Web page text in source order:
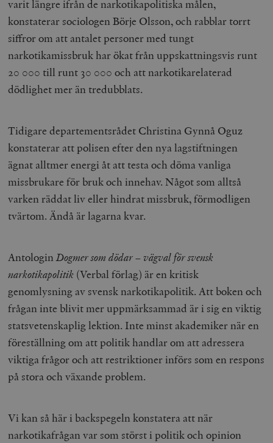
varit längre ifrån de narkotikapolitiska målen,
konstaterar sociologen Börje Olsson, och rabblar torrt
siffror om att antalet personer med tungt
narkotikamissbruk har ökat från uppskattningsvis runt
20 000 till runt 30 000 och att narkotikarelaterad
dödlighet mer än tredubblats.
Tidigare departementsrådet Christina Gynnå Oguz
konstaterar att polisen efter den nya lagstiftningen
ägnat alltmer energi åt att testa och döma vanliga
missbrukare för bruk och innehav. Något som alltså
varken räddat liv eller hindrat missbruk, förmodligen
tvärtom. Ändå är lagarna kvar.
AntologinDogmer som dödar – vägval för svensk
narkotikapolitik (Verbal förlag) är en kritisk
genomlysning av svensk narkotikapolitik. Att boken och
frågan inte blivit mer uppmärksammad är i sig en viktig
statsvetenskaplig lektion. Inte minst akademiker när en
föreställning om att politik handlar om att adressera
viktiga frågor och att restriktioner införs som en respons
på stora och växande problem.
Vi kan så här i backspegeln konstatera att när
narkotikafrågan var som störst i politik och opinion